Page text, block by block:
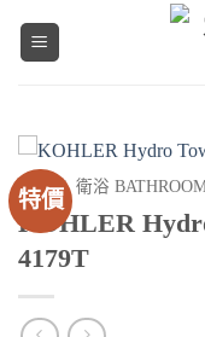
特價
首頁 / 衛浴
KOHLER
4179T